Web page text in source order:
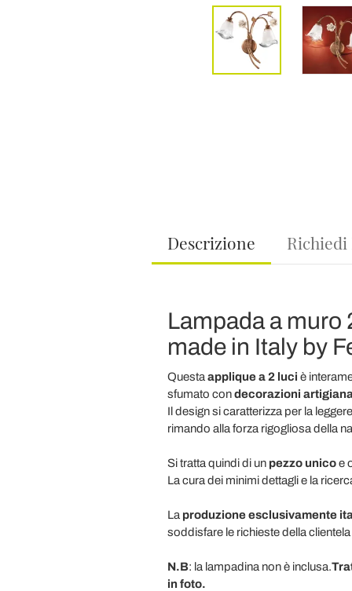
Descrizione
Lampada a muro
made in Italy by
Questa applique a 2 luci è
sfumato condecorazioni
Il design si caratterizza per la
rimando alla forza rigogliosa della
Si tratta quindi di un pezzo unicoe
La cura dei minimi dettagli e la
La produzione esclusivamente
soddisfare le richieste della
N.B: la lampadina non è inclusa.
in foto.